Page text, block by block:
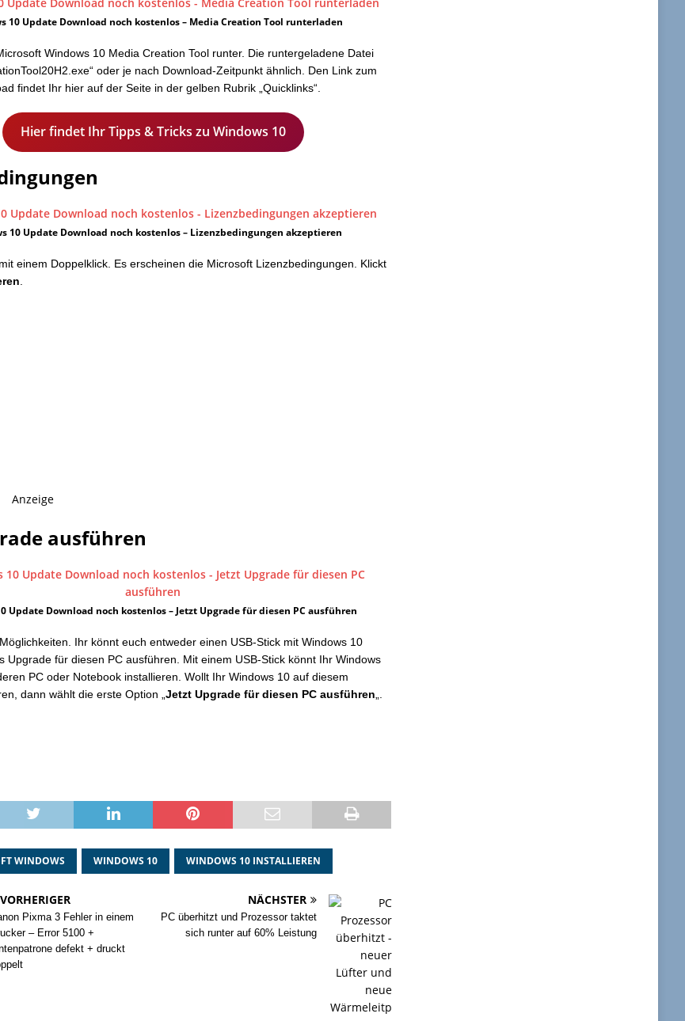
10 Update Download noch kostenlos – Media Creation Tool runterladen
Windows 10 Media Creation Tool runter. Die runtergeladene Datei
oder je nach Download-Zeitpunkt ähnlich. Den Link zum
findet Ihr hier auf der Seite in der gelben Rubrik „Quicklinks“.
Hier findet Ihr Tipps & Tricks zu Windows 10
10 Update Download noch kostenlos – Lizenzbedingungen akzeptieren
einem Doppelklick. Es erscheinen die Microsoft Lizenzbedingungen. Klickt
Anzeige
ausführen
Update Download noch kostenlos – Jetzt Upgrade für diesen PC ausführen
Ihr könnt euch entweder einen USB-Stick mit Windows 10
Upgrade für diesen PC ausführen. Mit einem USB-Stick könnt Ihr Windows
PC oder Notebook installieren. Wollt Ihr Windows 10 auf diesem
dann wählt die erste Option „Jetzt Upgrade für diesen PC ausführen
WINDOWS WINDOWS 10 WINDOWS 10 INSTALLIEREN
VORHERIGER
Pixma 3 Fehler in einem
– Error 5100 +
defekt + druckt
NÄCHSTER
PC überhitzt und Prozessor taktet
sich runter auf 60% Leistung